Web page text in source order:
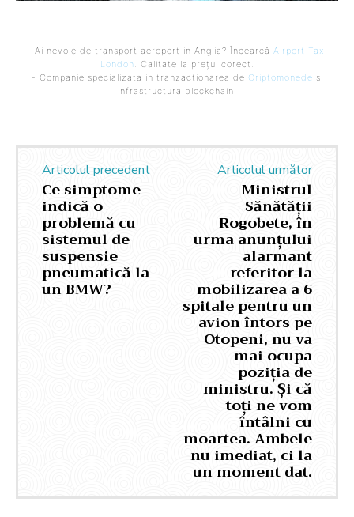
- Ai nevoie de transport aeroport in Anglia? Încearcă Airport Taxi
London. Calitate la prețul corect.
- Companie specializata in tranzactionarea de Criptomonede si
infrastructura blockchain.
Articolul precedent
Ce simptome
indică o
problemă cu
sistemul de
suspensie
pneumatică la
un BMW?
Articolul următor
Ministrul
Sănătății
Rogobete, în
urma anunțului
alarmant
referitor la
mobilizarea a 6
spitale pentru un
avion întors pe
Otopeni, nu va
mai ocupa
poziția de
ministru. Și că
toți ne vom
întâlni cu
moartea. Ambele
nu imediat, ci la
un moment dat.